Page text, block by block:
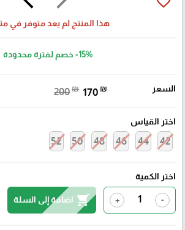
هذا المنتج لم يعد متوفر في
-15% خصم لفترة محدودة
السعر 200₪ 170 ₪
اختر القياس
42
44
46
48
50
52
اختر الكمية
-
+
shopping_cart اضافة إلى السلة